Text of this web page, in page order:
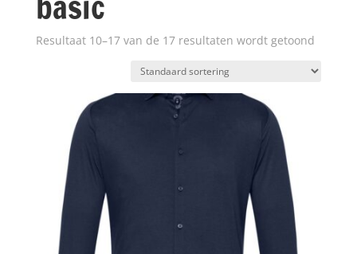
Resultaat 10–17 van de 17 resultaten wordt getoond